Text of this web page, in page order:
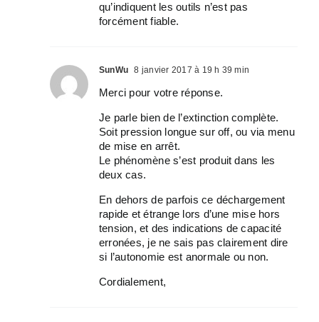
qu’indiquent les outils n’est pas
forcément fiable.
SunWu 8 janvier 2017 à 19 h 39 min
Merci pour votre réponse.
Je parle bien de l’extinction complète.
Soit pression longue sur off, ou via menu
de mise en arrêt.
Le phénomène s’est produit dans les
deux cas.
En dehors de parfois ce déchargement
rapide et étrange lors d’une mise hors
tension, et des indications de capacité
erronées, je ne sais pas clairement dire
si l’autonomie est anormale ou non.
Cordialement,